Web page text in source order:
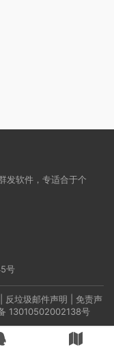
发软件，专适合于个
号
反垃圾邮件声明
免责声
13010502002138号